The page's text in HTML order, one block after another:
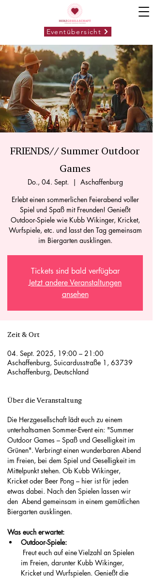
Eventübersicht
FRIENDS// Summer Outdoor
Games
Do., 04. Sept.
  |
Aschaffenburg
Erlebt einen sommerlichen Feierabend voller
Spiel und Spaß mit Freunden! Genießt
Outdoor-Spiele wie Kubb Wikinger, Kricket,
Wurfspiele, etc. und lasst den Tag gemeinsam
im Biergarten ausklingen.
Tickets sind bald verfügbar
Jetzt andere Veranstaltungen
ansehen
Zeit & Ort
04. Sept. 2025, 19:00 – 21:00
Aschaffenburg, Suicardusstraße 1, 63739
Aschaffenburg, Deutschland
Über die Veranstaltung
Die Herzgesellschaft lädt euch zu einem
unterhaltsamen Sommer-Event ein: "Summer
Outdoor Games – Spaß und Geselligkeit im
Grünen". Verbringt einen wunderbaren Abend
im Freien, bei dem Spiel und Geselligkeit im
Mittelpunkt stehen. Ob Kubb Wikinger,
Kricket oder Beer Pong – hier ist für jeden
etwas dabei. Nach den Spielen lassen wir
den  Abend gemeinsam in einem gemütlichen
Biergarten ausklingen.
Was euch erwartet:
Outdoor-Spiele:
im Freien, darunter Kubb Wikinger,
Kricket und Wurfspielen. Genießt die